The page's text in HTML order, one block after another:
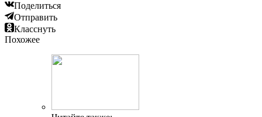
Поделиться
Отправить
Класснуть
Похожее